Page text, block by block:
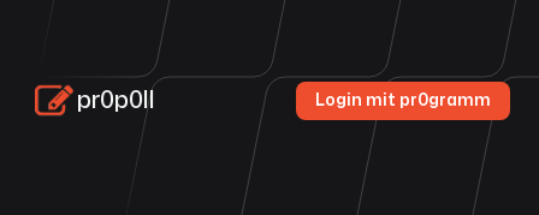
pr0p0ll Login mit pr0gramm